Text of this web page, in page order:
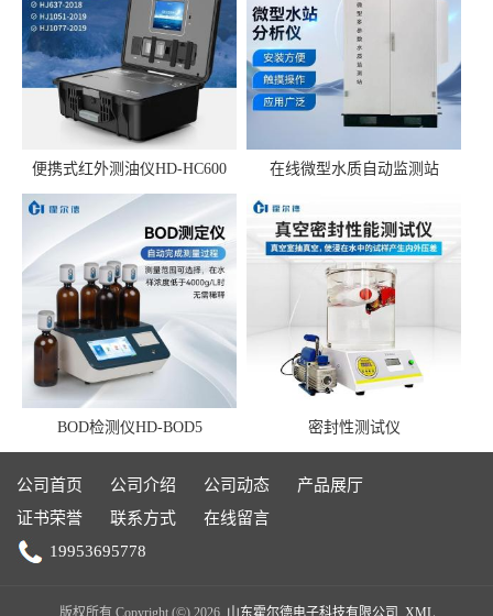
便携式红外测油仪HD-HC600 在线微型水质自动监测站
BOD检测仪HD-BOD5 密封性测试仪
公司首页 公司介绍 公司动态
产品展厅
证书荣誉
联系方式
在线留言
19953695778
版权所有 Copyright (©) 2026 山东霍尔德电子科技有限公司 XML